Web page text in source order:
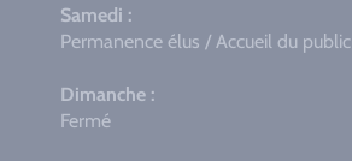
Samedi :
Permanence élus / Accueil du public
Dimanche :
Fermé